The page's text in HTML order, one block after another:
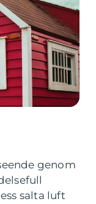
genom
salta luft